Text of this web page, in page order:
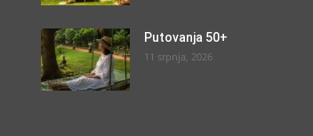
Putovanja 50+
11 srpnja, 2026